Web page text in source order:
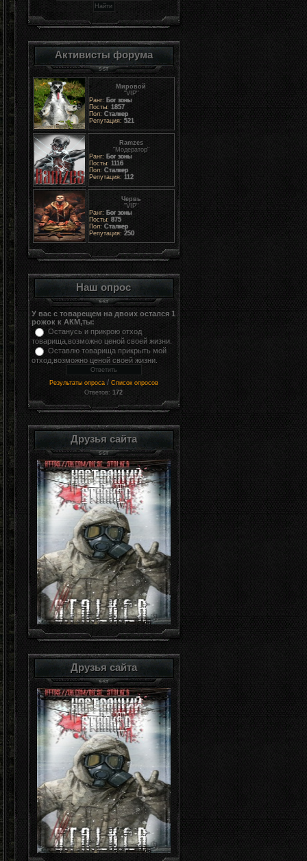
Активисты форума
Мировой
"VIP"
Ранг: Бог зоны
Посты: 1857
Пол: Сталкер
Репутация: 521
Ramzes
"Модератор"
Ранг: Бог зоны
Посты: 1116
Пол: Сталкер
Репутация: 112
Червь
"VIP"
Ранг: Бог зоны
Посты: 875
Пол: Сталкер
Репутация: 250
Наш опрос
У вас с товарещем на двоих остался 1
рожок к АКМ,ты:
Останусь и прикрою отход
товарища,возможно ценой своей жизни.
Оставлю товарища прикрыть мой
отход,возможно ценой своей жизни.
Результаты опроса / Список опросов
Ответов:172
Друзья сайта
Друзья сайта